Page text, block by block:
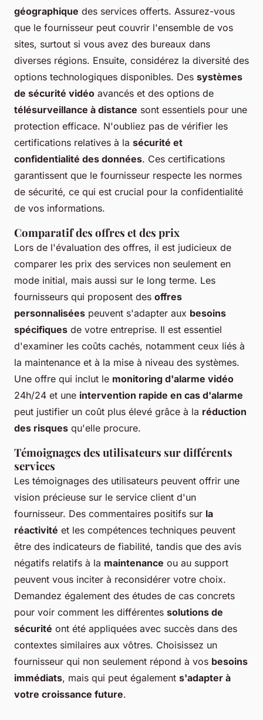
géographique des services offerts. Assurez-vous
que le fournisseur peut couvrir l'ensemble de vos
sites, surtout si vous avez des bureaux dans
diverses régions. Ensuite, considérez la diversité des
options technologiques disponibles. Des systèmes
de sécurité vidéo avancés et des options de
télésurveillance à distance sont essentiels pour une
protection efficace. N'oubliez pas de vérifier les
certifications relatives à la sécurité et
confidentialité des données. Ces certifications
garantissent que le fournisseur respecte les normes
de sécurité, ce qui est crucial pour la confidentialité
de vos informations.
Comparatif des offres et des prix
Lors de l'évaluation des offres, il est judicieux de
comparer les prix des services non seulement en
mode initial, mais aussi sur le long terme. Les
fournisseurs qui proposent des offres
personnalisées peuvent s'adapter aux besoins
spécifiques de votre entreprise. Il est essentiel
d'examiner les coûts cachés, notamment ceux liés à
la maintenance et à la mise à niveau des systèmes.
Une offre qui inclut le monitoring d'alarme vidéo
24h/24 et une intervention rapide en cas d'alarme
peut justifier un coût plus élevé grâce à la réduction
des risques qu'elle procure.
Témoignages des utilisateurs sur différents
services
Les témoignages des utilisateurs peuvent offrir une
vision précieuse sur le service client d'un
fournisseur. Des commentaires positifs sur la
réactivité et les compétences techniques peuvent
être des indicateurs de fiabilité, tandis que des avis
négatifs relatifs à la maintenance ou au support
peuvent vous inciter à reconsidérer votre choix.
Demandez également des études de cas concrets
pour voir comment les différentes solutions de
sécurité ont été appliquées avec succès dans des
contextes similaires aux vôtres. Choisissez un
fournisseur qui non seulement répond à vos besoins
immédiats, mais qui peut également s'adapter à
votre croissance future.